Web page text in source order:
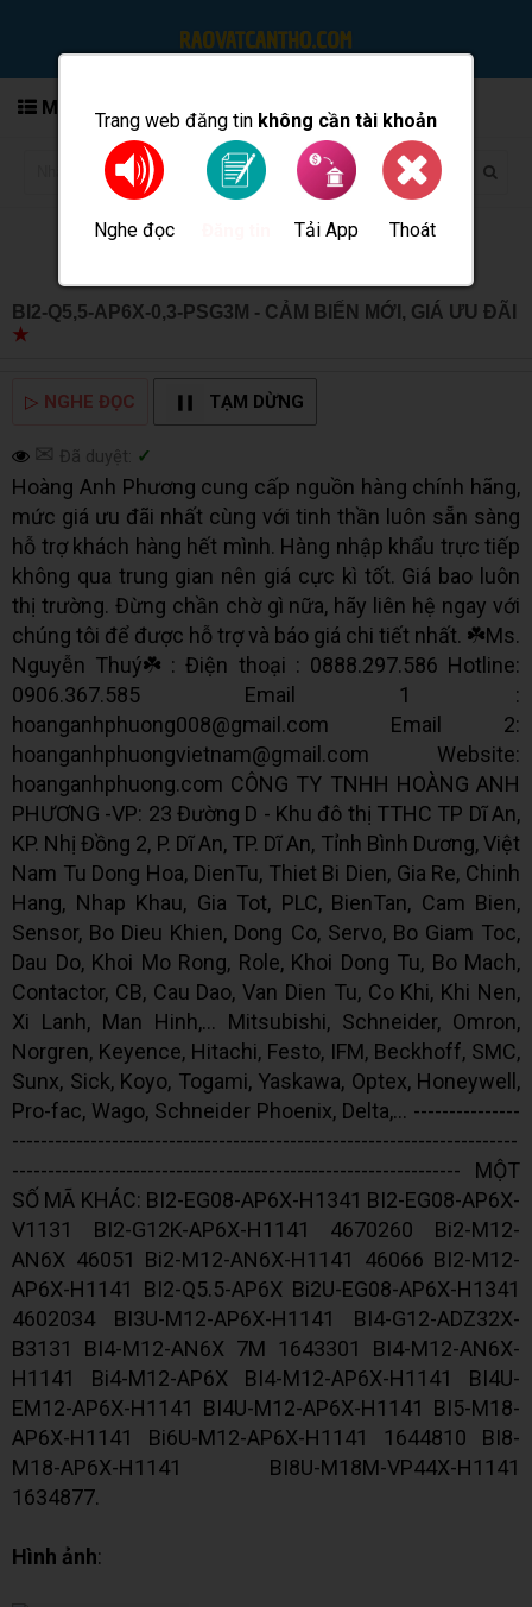
Trang web đăng tin không cần tài khoản
Nghe đọc Tải App Thoát
MENU
BI2-Q5,5-AP6X-0,3-PSG3M - CẢM BIẾN MỚI, GIÁ ƯU ĐÃI
★
▷ NGHE ĐỌC TẠM DỪNG
✉ Đã duyệt: ✓
Hoàng Anh Phương cung cấp nguồn hàng chính hãng,
mức giá ưu đãi nhất cùng với tinh thần luôn sẵn sàng
hỗ trợ khách hàng hết mình. Hàng nhập khẩu trực tiếp
không qua trung gian nên giá cực kì tốt. Giá bao luôn
thị trường. Đừng chần chờ gì nữa, hãy liên hệ ngay với
chúng tôi để được hỗ trợ và báo giá chi tiết nhất. ☘️Ms.
Nguyễn Thuý☘️ : Điện thoại : 0888.297.586 Hotline:
0906.367.585 Email 1 :
hoanganhphuong008@gmail.com Email 2:
hoanganhphuongvietnam@gmail.com Website:
hoanganhphuong.com CÔNG TY TNHH HOÀNG ANH
PHƯƠNG -VP: 23 Đường D - Khu đô thị TTHC TP Dĩ An,
KP. Nhị Đồng 2, P. Dĩ An, TP. Dĩ An, Tỉnh Bình Dương, Việt
Nam Tu Dong Hoa, DienTu, Thiet Bi Dien, Gia Re, Chinh
Hang, Nhap Khau, Gia Tot, PLC, BienTan, Cam Bien,
Sensor, Bo Dieu Khien, Dong Co, Servo, Bo Giam Toc,
Dau Do, Khoi Mo Rong, Role, Khoi Dong Tu, Bo Mach,
Contactor, CB, Cau Dao, Van Dien Tu, Co Khi, Khi Nen,
Xi Lanh, Man Hinh,... Mitsubishi, Schneider, Omron,
Norgren, Keyence, Hitachi, Festo, IFM, Beckhoff, SMC,
Sunx, Sick, Koyo, Togami, Yaskawa, Optex, Honeywell,
Pro-fac, Wago, Schneider Phoenix, Delta,... ---------------
-----------------------------------------------------------------------
--------------------------------------------------------------- MỘT
SỐ MÃ KHÁC: BI2-EG08-AP6X-H1341 BI2-EG08-AP6X-
V1131 BI2-G12K-AP6X-H1141 4670260 Bi2-M12-
AN6X 46051 Bi2-M12-AN6X-H1141 46066 BI2-M12-
AP6X-H1141 BI2-Q5.5-AP6X Bi2U-EG08-AP6X-H1341
4602034 BI3U-M12-AP6X-H1141 BI4-G12-ADZ32X-
B3131 BI4-M12-AN6X 7M 1643301 BI4-M12-AN6X-
H1141 Bi4-M12-AP6X BI4-M12-AP6X-H1141 BI4U-
EM12-AP6X-H1141 BI4U-M12-AP6X-H1141 BI5-M18-
AP6X-H1141 Bi6U-M12-AP6X-H1141 1644810 BI8-
M18-AP6X-H1141 BI8U-M18M-VP44X-H1141
1634877.
Hình ảnh: